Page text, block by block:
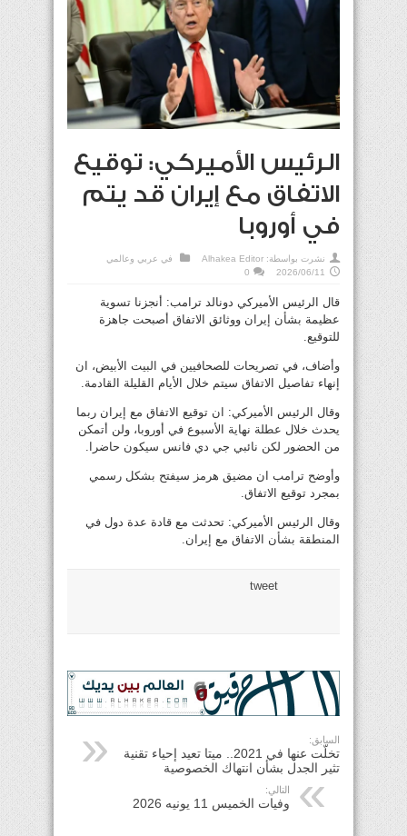
الرئيس الأميركي: توقيع
الاتفاق مع إيران قد يتم
في أوروبا
نشرت بواسطة: Alhakea Editor في عربي وعالمي
2026/06/11
0
قال الرئيس الأميركي دونالد ترامب: أنجزنا تسوية
عظيمة بشأن إيران ووثائق الاتفاق أصبحت جاهزة
للتوقيع.
وأضاف، في تصريحات للصحافيين في البيت الأبيض، ان
إنهاء تفاصيل الاتفاق سيتم خلال الأيام القليلة القادمة.
وقال الرئيس الأميركي: ان توقيع الاتفاق مع إيران ربما
يحدث خلال عطلة نهاية الأسبوع في أوروبا، ولن أتمكن
من الحضور لكن نائبي جي دي فانس سيكون حاضرا.
وأوضح ترامب ان مضيق هرمز سيفتح بشكل رسمي
بمجرد توقيع الاتفاق.
وقال الرئيس الأميركي: تحدثت مع قادة عدة دول في
المنطقة بشأن الاتفاق مع إيران.
tweet
السابق:
تخلّت عنها في 2021.. ميتا تعيد إحياء تقنية
تثير الجدل بشأن انتهاك الخصوصية
التالي:
وفيات الخميس 11 يونيه 2026